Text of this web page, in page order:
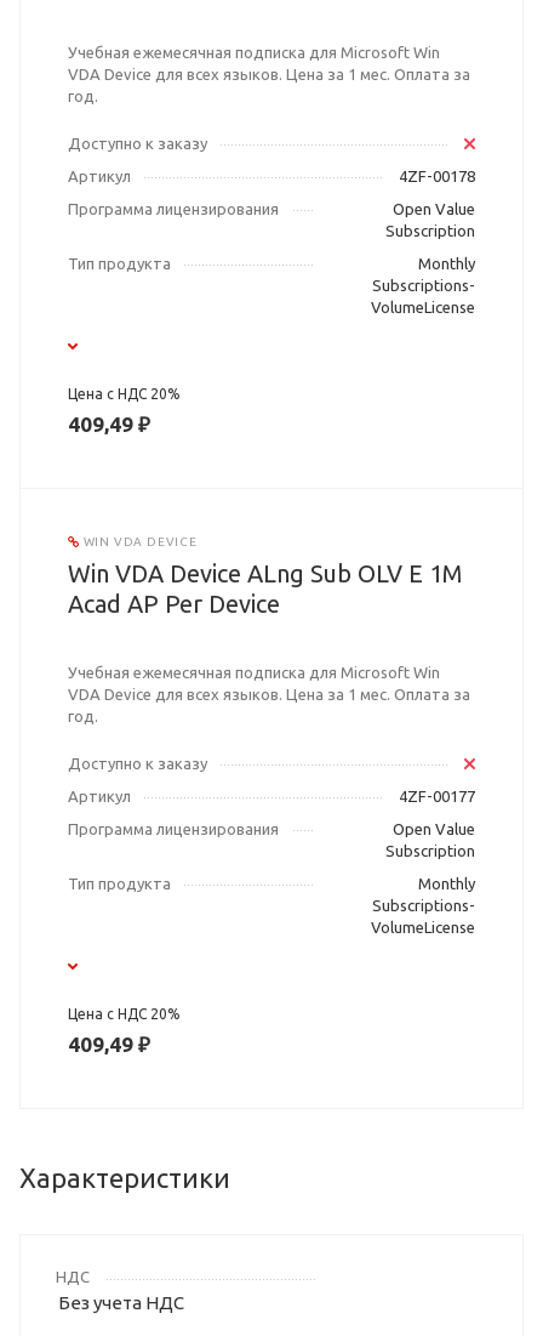
Учебная ежемесячная подписка для Microsoft Win
VDA Device для всех языков. Цена за 1 мес. Оплата за
год.
Доступно к заказу
Артикул
4ZF-00178
Программа лицензирования
Open Value
Subscription
Тип продукта
Monthly
Subscriptions-
VolumeLicense
Цена с НДС 20%
409,49 ₽
WIN VDA DEVICE
Win VDA Device ALng Sub OLV E 1M
Acad AP Per Device
Учебная ежемесячная подписка для Microsoft Win
VDA Device для всех языков. Цена за 1 мес. Оплата за
год.
Доступно к заказу
Артикул
4ZF-00177
Программа лицензирования
Open Value
Subscription
Тип продукта
Monthly
Subscriptions-
VolumeLicense
Цена с НДС 20%
409,49 ₽
Характеристики
НДС
Без учета НДС